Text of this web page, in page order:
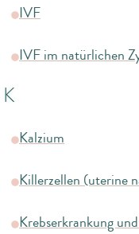
IVF
IVF im natürlichen
K
Kalzium
Killerzellen (uterine
Krebserkrankung